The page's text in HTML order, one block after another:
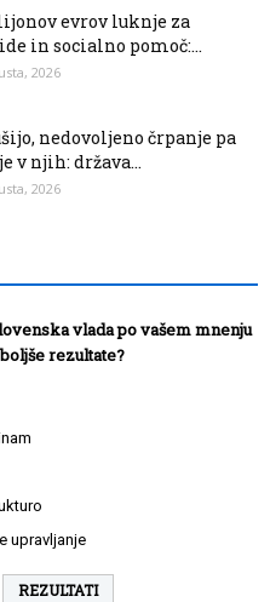
evrov luknje za
in socialno pomoč:...
2026
nedovoljeno črpanje pa
v njih: država...
2026
vlada po vašem mnenju
rezultate?
upravljanje
REZULTATI